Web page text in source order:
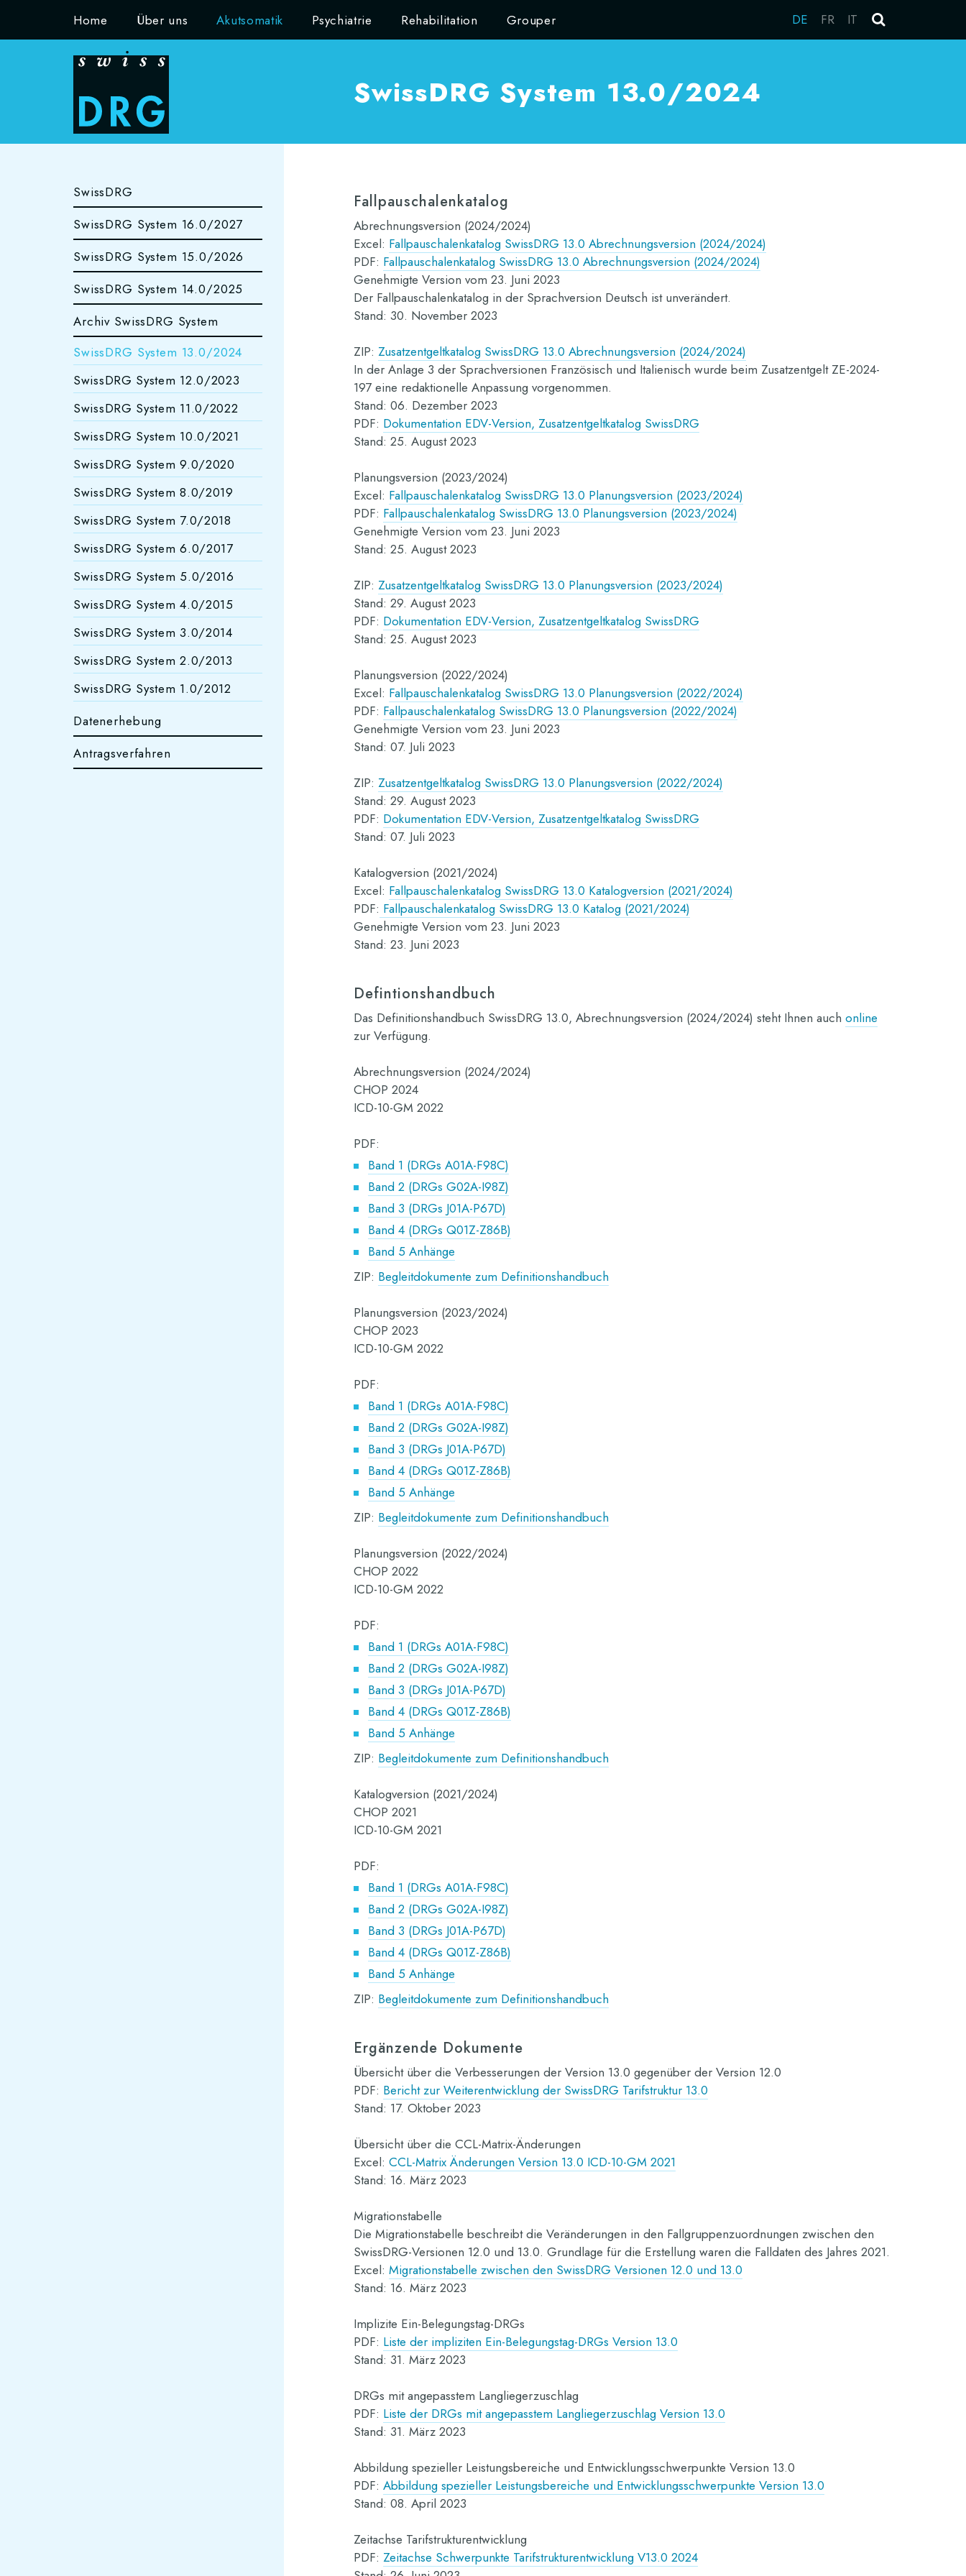
Home Über uns Akutsomatik Psychiatrie Rehabilitation Grouper DE FR IT
SwissDRG System 13.0/2024
SwissDRG
SwissDRG System 16.0/2027
SwissDRG System 15.0/2026
SwissDRG System 14.0/2025
Archiv SwissDRG System
SwissDRG System 13.0/2024
SwissDRG System 12.0/2023
SwissDRG System 11.0/2022
SwissDRG System 10.0/2021
SwissDRG System 9.0/2020
SwissDRG System 8.0/2019
SwissDRG System 7.0/2018
SwissDRG System 6.0/2017
SwissDRG System 5.0/2016
SwissDRG System 4.0/2015
SwissDRG System 3.0/2014
SwissDRG System 2.0/2013
SwissDRG System 1.0/2012
Datenerhebung
Antragsverfahren
Fallpauschalenkatalog
Abrechnungsversion (2024/2024)
Excel: Fallpauschalenkatalog SwissDRG 13.0 Abrechnungsversion (2024/2024)
PDF: Fallpauschalenkatalog SwissDRG 13.0 Abrechnungsversion (2024/2024)
Genehmigte Version vom 23. Juni 2023
Der Fallpauschalenkatalog in der Sprachversion Deutsch ist unverändert.
Stand: 30. November 2023
ZIP: Zusatzentgeltkatalog SwissDRG 13.0 Abrechnungsversion (2024/2024)
In der Anlage 3 der Sprachversionen Französisch und Italienisch wurde beim Zusatzentgelt ZE-2024-
197 eine redaktionelle Anpassung vorgenommen.
Stand: 06. Dezember 2023
PDF: Dokumentation EDV-Version, Zusatzentgeltkatalog SwissDRG
Stand: 25. August 2023
Planungsversion (2023/2024)
Excel: Fallpauschalenkatalog SwissDRG 13.0 Planungsversion (2023/2024)
PDF: Fallpauschalenkatalog SwissDRG 13.0 Planungsversion (2023/2024)
Genehmigte Version vom 23. Juni 2023
Stand: 25. August 2023
ZIP: Zusatzentgeltkatalog SwissDRG 13.0 Planungsversion (2023/2024)
Stand: 29. August 2023
PDF: Dokumentation EDV-Version, Zusatzentgeltkatalog SwissDRG
Stand: 25. August 2023
Planungsversion (2022/2024)
Excel: Fallpauschalenkatalog SwissDRG 13.0 Planungsversion (2022/2024)
PDF: Fallpauschalenkatalog SwissDRG 13.0 Planungsversion (2022/2024)
Genehmigte Version vom 23. Juni 2023
Stand: 07. Juli 2023
ZIP: Zusatzentgeltkatalog SwissDRG 13.0 Planungsversion (2022/2024)
Stand: 29. August 2023
PDF: Dokumentation EDV-Version, Zusatzentgeltkatalog SwissDRG
Stand: 07. Juli 2023
Katalogversion (2021/2024)
Excel: Fallpauschalenkatalog SwissDRG 13.0 Katalogversion (2021/2024)
PDF: Fallpauschalenkatalog SwissDRG 13.0 Katalog (2021/2024)
Genehmigte Version vom 23. Juni 2023
Stand: 23. Juni 2023
Defintionshandbuch
Das Definitionshandbuch SwissDRG 13.0, Abrechnungsversion (2024/2024) steht Ihnen auch online
zur Verfügung.
Abrechnungsversion (2024/2024)
CHOP 2024
ICD-10-GM 2022
PDF:
Band 1 (DRGs A01A-F98C)
Band 2 (DRGs G02A-I98Z)
Band 3 (DRGs J01A-P67D)
Band 4 (DRGs Q01Z-Z86B)
Band 5 Anhänge
ZIP: Begleitdokumente zum Definitionshandbuch
Planungsversion (2023/2024)
CHOP 2023
ICD-10-GM 2022
PDF:
Band 1 (DRGs A01A-F98C)
Band 2 (DRGs G02A-I98Z)
Band 3 (DRGs J01A-P67D)
Band 4 (DRGs Q01Z-Z86B)
Band 5 Anhänge
ZIP: Begleitdokumente zum Definitionshandbuch
Planungsversion (2022/2024)
CHOP 2022
ICD-10-GM 2022
PDF:
Band 1 (DRGs A01A-F98C)
Band 2 (DRGs G02A-I98Z)
Band 3 (DRGs J01A-P67D)
Band 4 (DRGs Q01Z-Z86B)
Band 5 Anhänge
ZIP: Begleitdokumente zum Definitionshandbuch
Katalogversion (2021/2024)
CHOP 2021
ICD-10-GM 2021
PDF:
Band 1 (DRGs A01A-F98C)
Band 2 (DRGs G02A-I98Z)
Band 3 (DRGs J01A-P67D)
Band 4 (DRGs Q01Z-Z86B)
Band 5 Anhänge
ZIP: Begleitdokumente zum Definitionshandbuch
Ergänzende Dokumente
Übersicht über die Verbesserungen der Version 13.0 gegenüber der Version 12.0
PDF: Bericht zur Weiterentwicklung der SwissDRG Tarifstruktur 13.0
Stand: 17. Oktober 2023
Übersicht über die CCL-Matrix-Änderungen
Excel: CCL-Matrix Änderungen Version 13.0 ICD-10-GM 2021
Stand: 16. März 2023
Migrationstabelle
Die Migrationstabelle beschreibt die Veränderungen in den Fallgruppenzuordnungen zwischen den
SwissDRG-Versionen 12.0 und 13.0. Grundlage für die Erstellung waren die Falldaten des Jahres 2021.
Excel: Migrationstabelle zwischen den SwissDRG Versionen 12.0 und 13.0
Stand: 16. März 2023
Implizite Ein-Belegungstag-DRGs
PDF: Liste der impliziten Ein-Belegungstag-DRGs Version 13.0
Stand: 31. März 2023
DRGs mit angepasstem Langliegerzuschlag
PDF: Liste der DRGs mit angepasstem Langliegerzuschlag Version 13.0
Stand: 31. März 2023
Abbildung spezieller Leistungsbereiche und Entwicklungsschwerpunkte Version 13.0
PDF: Abbildung spezieller Leistungsbereiche und Entwicklungsschwerpunkte Version 13.0
Stand: 08. April 2023
Zeitachse Tarifstrukturentwicklung
PDF: Zeitachse Schwerpunkte Tarifstrukturentwicklung V13.0 2024